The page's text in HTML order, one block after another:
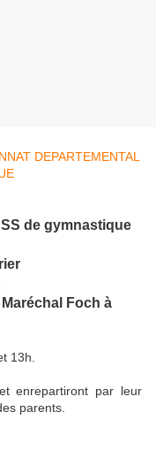
de gymnastique
Foch à
13h.
enrepartiront par leur
parents.